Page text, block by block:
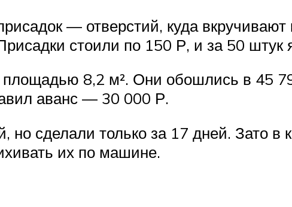
— отверстий, куда
стоили по 150 Р, и за 50 штук
8,2 м². Они обошлись в 45
аванс — 30 000 Р.
сделали только за 17 дней. Зато в
их по машине.